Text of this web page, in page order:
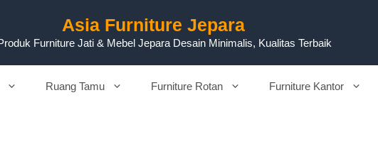
Asia Furniture Jepara
Furniture Jati & Mebel Jepara Desain Minimalis, Kualitas Terbaik
Ruang Tamu Furniture Rotan Furniture Kantor